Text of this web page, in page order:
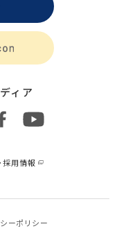
ィア
採用情報
ーポリシー